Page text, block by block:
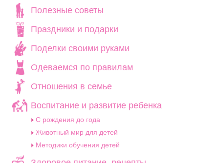
Полезные советы
Праздники и подарки
Поделки своими руками
Одеваемся по правилам
Отношения в семье
Воспитание и развитие ребенка
C рождения до года
Животный мир для детей
Методики обучения детей